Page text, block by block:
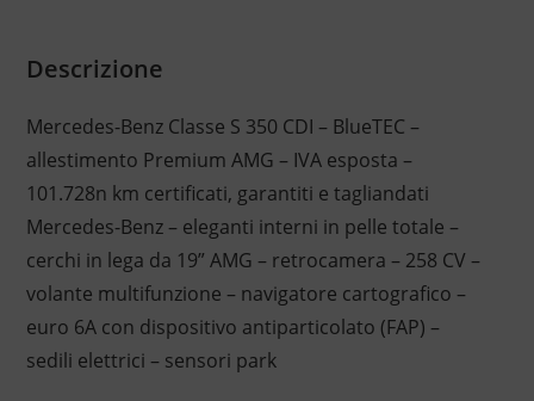
Descrizione
Mercedes-Benz Classe S 350 CDI – BlueTEC –
allestimento Premium AMG – IVA esposta –
101.728n km certificati, garantiti e tagliandati
Mercedes-Benz – eleganti interni in pelle totale –
cerchi in lega da 19” AMG – retrocamera – 258 CV –
volante multifunzione – navigatore cartografico –
euro 6A con dispositivo antiparticolato (FAP) –
sedili elettrici – sensori park